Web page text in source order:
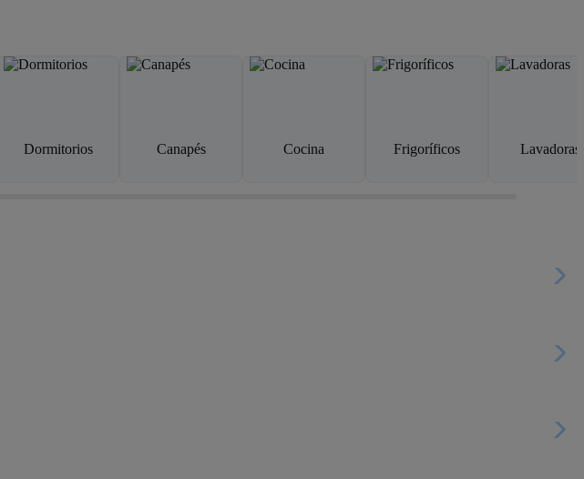
Dormitorios Canapés Cocina Frigoríficos Lavadoras